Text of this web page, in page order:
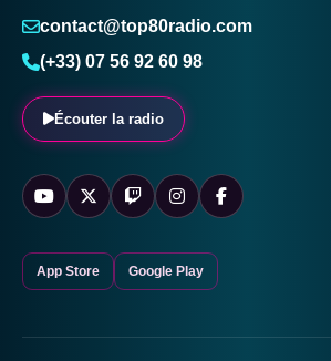
contact@top80radio.com
(+33) 07 56 92 60 98
Écouter la radio
App Store Google Play